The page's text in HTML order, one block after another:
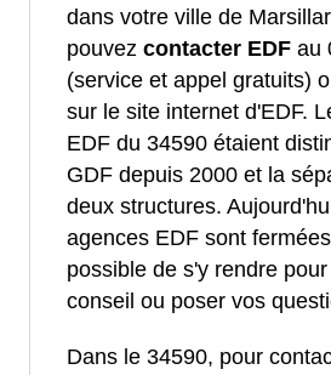
dans votre ville de
pouvez contacter EDF au
(service et appel gratuits)
sur le site internet d'EDF.
EDF du 34590 étaient
GDF depuis 2000 et la
deux structures.
agences EDF sont
possible de s'y rendre
conseil ou poser vos
Dans le 34590, pour